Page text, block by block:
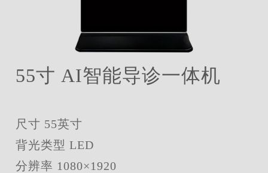
55寸 AI智能导诊一体机
尺寸 55英寸
背光类型 LED
分辨率 1080×1920